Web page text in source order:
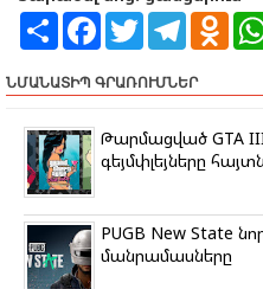
S
r
e
F
e
b
o
k
T
w
t
t
r
T
e
g
a
m
O
k
a
s
s
i
k
i
ՆՄԱՆԱՏԻՊ ԳՐԱՌՈՒՄՆԵՐ
Թարմացված GTA
գեյմփլեյները
PUGB New State
մանրամասները